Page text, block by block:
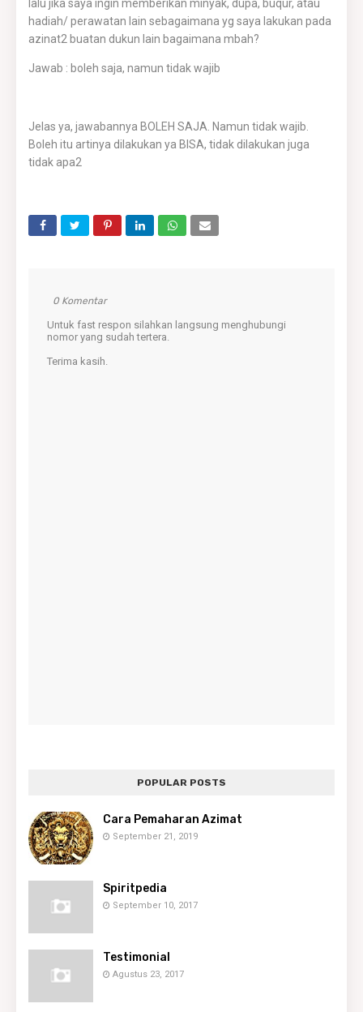
lalu jika saya ingin memberikan minyak, dupa, buqur, atau
hadiah/ perawatan lain sebagaimana yg saya lakukan pada
azinat2 buatan dukun lain bagaimana mbah?
Jawab : boleh saja, namun tidak wajib
Jelas ya, jawabannya BOLEH SAJA. Namun tidak wajib.
Boleh itu artinya dilakukan ya BISA, tidak dilakukan juga
tidak apa2
0 Komentar
Untuk fast respon silahkan langsung menghubungi
nomor yang sudah tertera.
Terima kasih.
POPULAR POSTS
Cara Pemaharan Azimat
September 21, 2019
Spiritpedia
September 10, 2017
Testimonial
Agustus 23, 2017